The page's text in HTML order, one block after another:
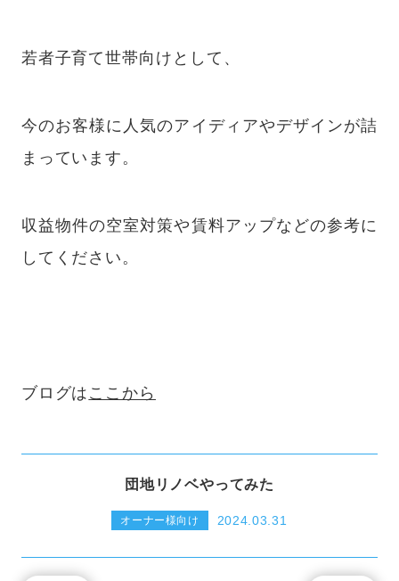
若者子育て世帯向けとして、
今のお客様に人気のアイディアやデザインが詰
まっています。
収益物件の空室対策や賃料アップなどの参考に
してください。
ブログは ここから
団地リノベやってみた
オーナー様向け 2024.03.31